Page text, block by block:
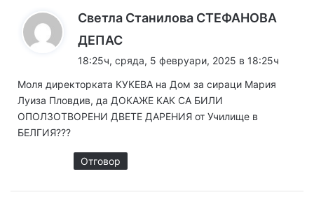
Светла Станилова СТЕФАНОВА
ДЕПАС
а
:
18:25ч, сряда, 5 февруари, 2025 в 18:25ч
Моля директорката КУКЕВА на Дом за сираци Мария
Луиза Пловдив, да ДОКАЖЕ КАК СА БИЛИ
ОПОЛЗОТВОРЕНИ ДВЕТЕ ДАРЕНИЯ от Училище в
БЕЛГИЯ???
Отговор